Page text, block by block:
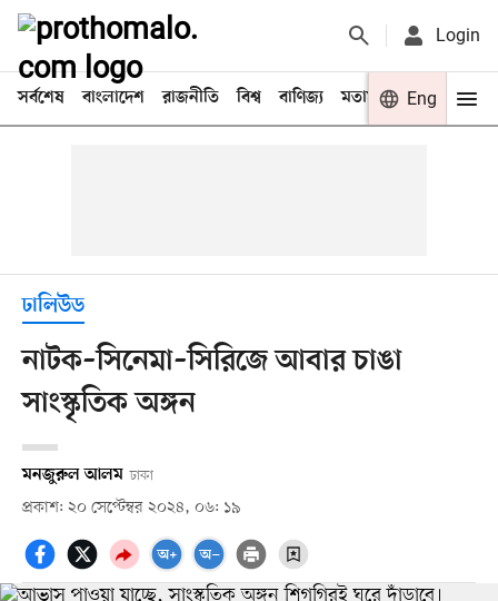
Login
সর্বশেষ বাংলাদেশ রাজনীতি বিশ্ব বাণিজ্য মতামত খেলা
Eng
ঢালিউড
নাটক–সিনেমা–সিরিজে আবার চাঙা
সাংস্কৃতিক অঙ্গন
মনজুরুল আলম ঢাকা
প্রকাশ: ২০ সেপ্টেম্বর ২০২৪, ০৬: ১৯